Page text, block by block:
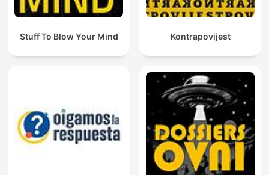
Stuff To Blow Your Mind Kontrapovijest